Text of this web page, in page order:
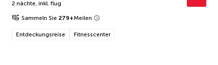
2 nächte, inkl. flug
Sammeln Sie 279+Meilen
Entdeckungsreise Fitnesscenter